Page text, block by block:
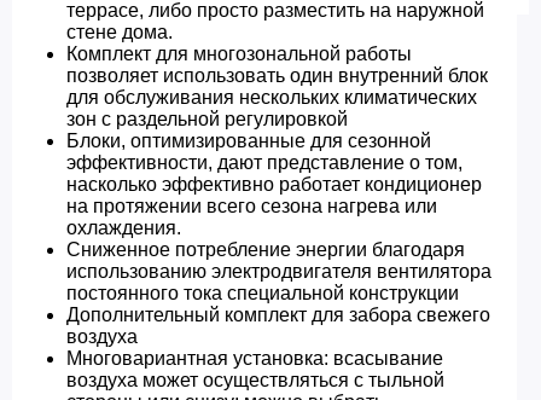
террасе, либо просто разместить на наружной
стене дома.
Комплект для многозональной работы
позволяет использовать один внутренний блок
для обслуживания нескольких климатических
зон с раздельной регулировкой
Блоки, оптимизированные для сезонной
эффективности, дают представление о том,
насколько эффективно работает кондиционер
на протяжении всего сезона нагрева или
охлаждения.
Сниженное потребление энергии благодаря
использованию электродвигателя вентилятора
постоянного тока специальной конструкции
Дополнительный комплект для забора свежего
воздуха
Многовариантная установка: всасывание
воздуха может осуществляться с тыльной